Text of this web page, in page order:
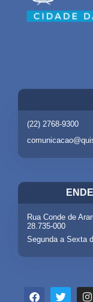
(22) 2768-9300
Rua Conde de
28.735-000
Segunda a Sexta